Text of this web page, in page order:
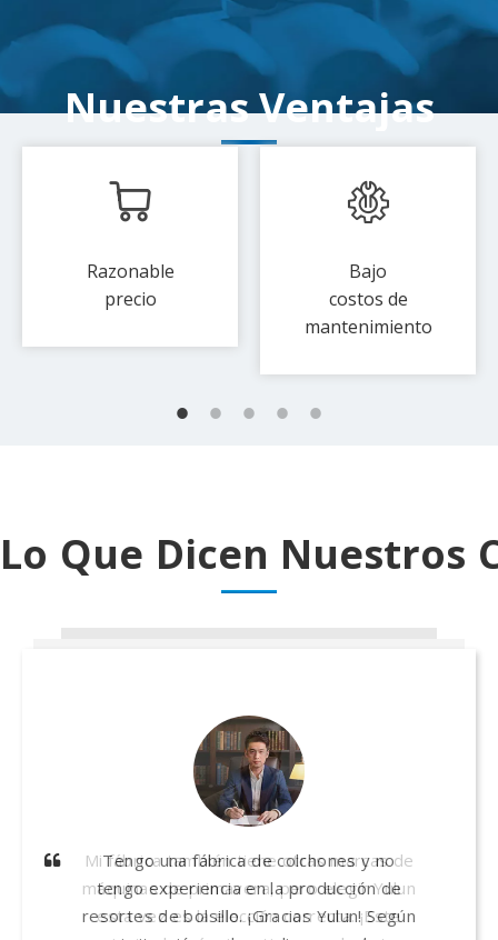
Nuestras Ventajas
Razonable
precio
Bajo
costos de
mantenimiento
Lo Que Dicen Nuestros
Tengo una fábrica de colchones y no
tengo experiencia en la producción de
resortes de bolsillo. ¡Gracias Yulun! Según
En 2023, cuando eligía una máquina de
bolsillo, mi amigo recomendó Yulun. Seguí
el consejo del gerente de ventas de